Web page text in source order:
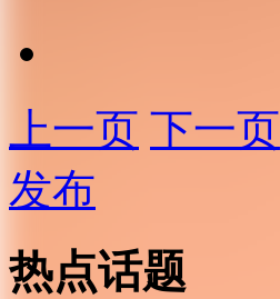
上一页 下一页
发布
热点话题